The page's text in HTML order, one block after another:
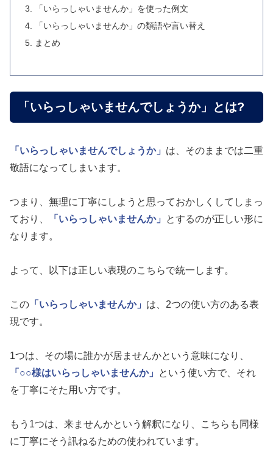
「いらっしゃいませんか」を使った例文
「いらっしゃいませんか」の類語や言い替え
まとめ
「いらっしゃいませんでしょうか」とは?
「いらっしゃいませんでしょうか」 は、そのままでは二重
敬語になってしまいます。
つまり、無理に丁寧にしようと思っておかしくしてしまっ
ており、
「いらっしゃいませんか」
とするのが正しい形に
なります。
よって、以下は正しい表現のこちらで統一します。
この 「いらっしゃいませんか」 は、2つの使い方のある表
現です。
1つは、その場に誰かが居ませんかという意味になり、
「○○様はいらっしゃいませんか」
という使い方で、それ
を丁寧にそた用い方です。
もう1つは、来ませんかという解釈になり、こちらも同様
に丁寧にそう訊ねるための使われています。